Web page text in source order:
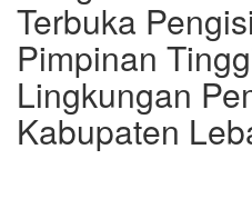
Terbuka
Pimpinan
Lingkungan
Kabupaten